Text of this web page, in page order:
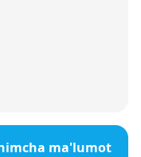
ma'lumot